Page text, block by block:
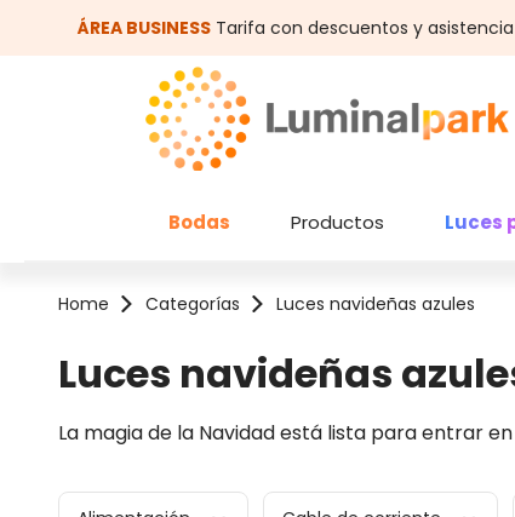
al contenido principal
Saltar a la búsqueda
ÁREA BUSINESS Tarifa con descuentos y
Bodas Productos Luces
Home Categorías Luces navideñas azules
Luces navideñas
La magia de la Navidad está lista para entrar